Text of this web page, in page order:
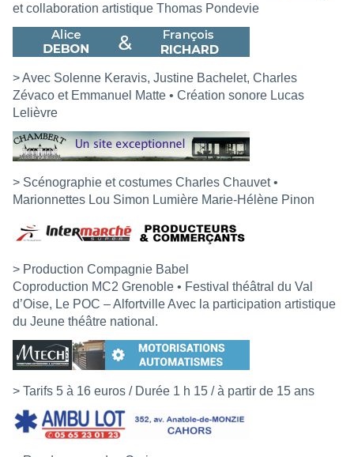
et collaboration artistique Thomas Pondevie
> Avec Solenne Keravis, Justine Bachelet, Charles
Zévaco et Emmanuel Matte • Création sonore Lucas
Lelièvre
> Scénographie et costumes Charles Chauvet •
Marionnettes Lou Simon Lumière Marie-Hélène Pinon
> Production Compagnie Babel
Coproduction MC2 Grenoble • Festival théâtral du Val
d’Oise, Le POC – Alfortville Avec la participation artistique
du Jeune théâtre national.
> Tarifs 5 à 16 euros / Durée 1 h 15 / à partir de 15 ans